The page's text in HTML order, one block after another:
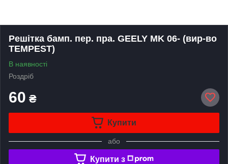
Решітка бамп. пер. пра. GEELY MK 06- (вир-во
TEMPEST)
В наявності
Роздріб
60 ₴
Купити
або
Купити з